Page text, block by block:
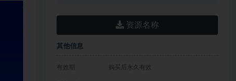
资源名称
其他信息
有效期 购买后永久有效